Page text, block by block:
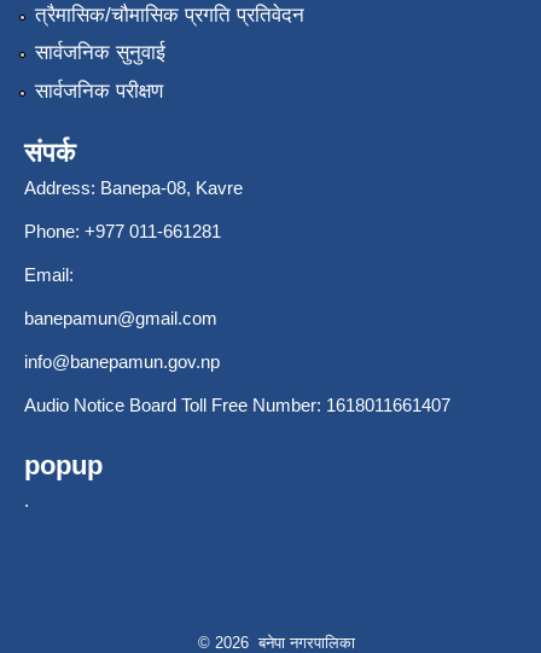
त्रैमासिक/चौमासिक प्रगति प्रतिवेदन
सार्वजनिक सुनुवाई
सार्वजनिक परीक्षण
संपर्क
Address: Banepa-08, Kavre
Phone: +977 011-661281
Email:
banepamun@gmail.com
info@banepamun.gov.np
Audio Notice Board Toll Free Number: 1618011661407
popup
.
© 2026 बनेपा नगरपालिका